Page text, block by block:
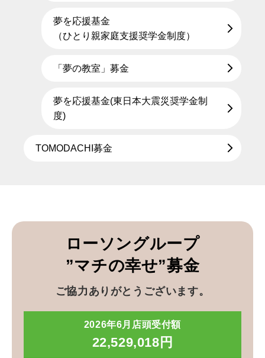
夢を応援基金
（ひとり親家庭支援奨学金制度）
「夢の教室」募金
夢を応援基金(東日本大震災奨学金制
度)
TOMODACHI募金
ローソングループ
”マチの幸せ”募金
ご協力ありがとうございます。
2026年6月店頭受付額
22,529,018円